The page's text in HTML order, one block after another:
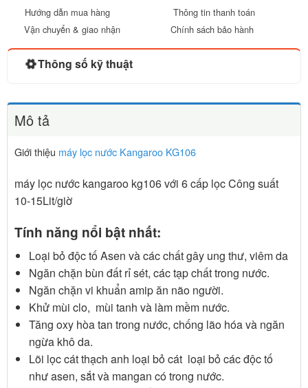
Hướng dẫn mua hàng
Thông tin thanh toán
Vận chuyển & giao nhận
Chính sách bảo hành
Mô tả
Giới thiệu máy lọc nước Kangaroo KG106
máy lọc nước kangaroo kg106 với 6 cấp lọc Công suất
10-15Lit/giờ
Tính năng nổi bật nhất:
Loại bỏ độc tố Asen và các chất gây ung thư, viêm da
Ngăn chặn bùn đất rỉ sét, các tạp chất trong nước.
Ngăn chặn vi khuẩn amip ăn não người.
Khử mùi clo, mùi tanh và làm mềm nước.
Tăng oxy hòa tan trong nước, chống lão hóa và ngăn
ngừa khô da.
Lõi lọc cát thạch anh loại bỏ cát loại bỏ các độc tố
như asen, sắt và mangan có trong nước.
Thông số kỹ thuật